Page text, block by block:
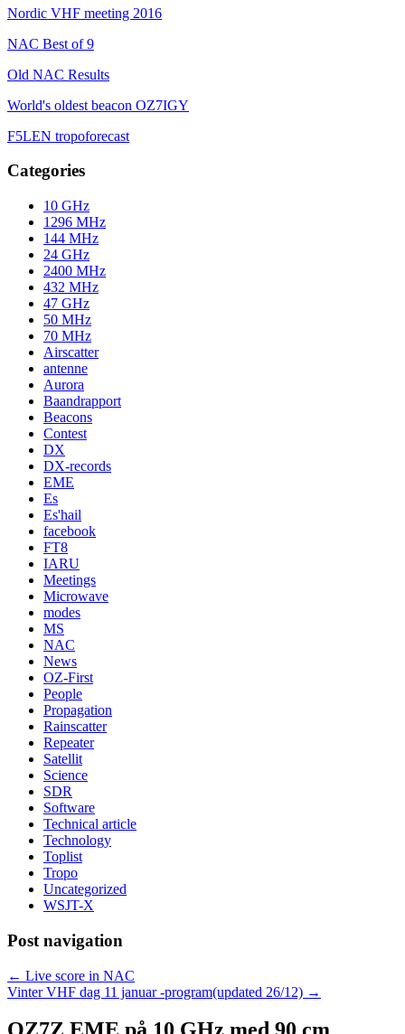
Nordic VHF meeting 2016
NAC Best of 9
Old NAC Results
World's oldest beacon OZ7IGY
F5LEN tropoforecast
Categories
10 GHz
1296 MHz
144 MHz
24 GHz
2400 MHz
432 MHz
47 GHz
50 MHz
70 MHz
Airscatter
antenne
Aurora
Baandrapport
Beacons
Contest
DX
DX-records
EME
Es
Es'hail
facebook
FT8
IARU
Meetings
Microwave
modes
MS
NAC
News
OZ-First
People
Propagation
Rainscatter
Repeater
Satellit
Science
SDR
Software
Technical article
Technology
Toplist
Tropo
Uncategorized
WSJT-X
Post navigation
← Live score in NAC
Vinter VHF dag 11 januar -program(updated 26/12) →